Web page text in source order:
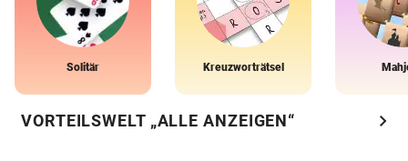
Solitär Kreuzworträtsel
VORTEILSWELT „ALLE ANZEIGEN“ chevron_right